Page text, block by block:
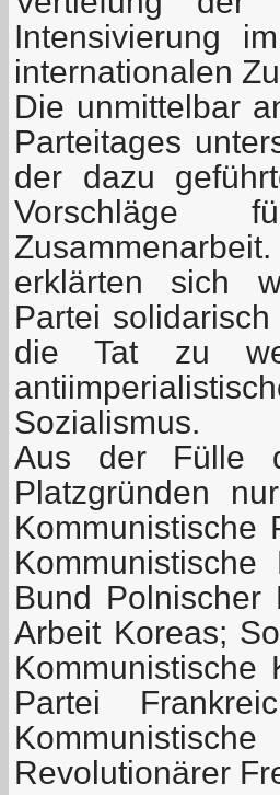
Intensivierung
internationalen
Die unmittelbar
Parteitages
der dazu
Vorschläge
erklärten sich
Partei
die Tat zu
Sozialismus.
Aus der Fülle
Platzgründen
Kommunistische
Bund Polnischer
Arbeit Koreas;
Kommunistische
Partei
Revolutionärer